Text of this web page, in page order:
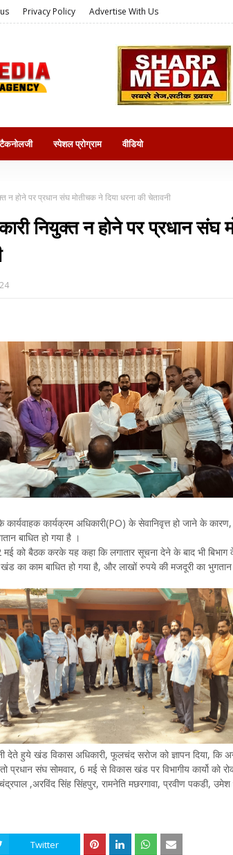
Privacy Policy Advertise With Us
टैकनोलजी स्पेशल प्रोग्राम वीडियो
न होने पर प्रधान संघ मोतीचक ने दिया धरना की चेतावनी
नियुक्त न होने पर प्रधान संघ
कार्यक्रम अधिकारी(PO) के सेवानिवृत्त हो जाने के
बाधित हो गया है ।
को बैठक करके यह कहा कि लगातार सूचना देने के बाद भी बिभाग
का काम बाधित हो गया है, और लाखों रुपये की मजदूरी का
हुये खंड विकास अधिकारी, फूलचंद सरोज को ज्ञापन दिया, कि
प्रधान संघ सोमवार, 6 मई से विकास खंड पर विभागीय कार्यो को
,अरविंद सिंह सिंहपुर, रामनेति मछरगावा, प्रवीण पकडी,
Twitter